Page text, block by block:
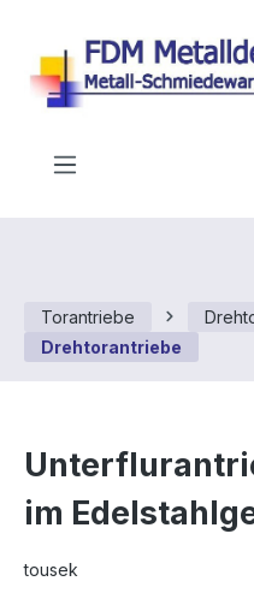
Torantriebe
Drehtorantriebe
im
tousek